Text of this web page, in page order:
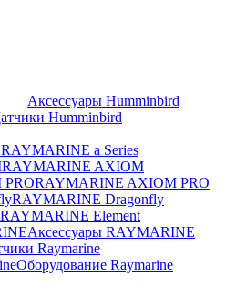
Аксессуары Humminbird
Humminbird
RAYMARINE a Series
RAYMARINE AXIOM
RAYMARINE AXIOM PRO
RAYMARINE Dragonfly
RAYMARINE Element
Аксессуары RAYMARINE
Raymarine
Оборудование Raymarine